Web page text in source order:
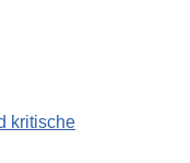
kritische